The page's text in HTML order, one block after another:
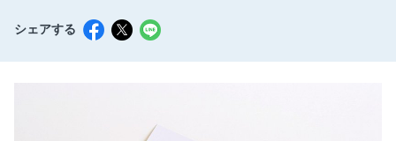
シェアする